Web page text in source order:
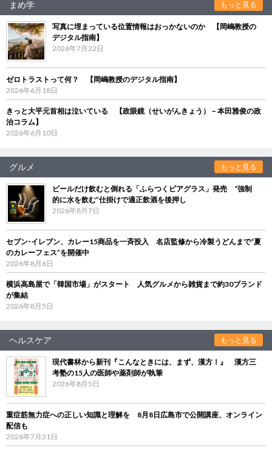
まめ学 もっと見る
写真に埋まっている位置情報はおっかないのか 【岡嶋教授の
デジタル指南】
2026年7月22日
ゼロトラストって何？ 【岡嶋教授のデジタル指南】
2026年6月18日
きっと大平元首相は泣いている 【政眼鏡（せいがんきょう）－本田雅俊の政
治コラム】
2026年6月10日
グルメ もっと見る
ビールだけ飲むと倒れる「ふらつくビアグラス」発売 “強制
的に水を飲む”仕掛けで適正飲酒を後押し
2026年8月7日
セブン‐イレブン、カレー15商品を一斉投入 名店監修から冷製うどんまで“夏
のカレーフェス”を開催中
2026年8月6日
横浜高島屋で「韓国市場」がスタート 人気グルメから雑貨まで約30ブランド
が集結
2026年8月5日
ヘルスケア もっと見る
現代書林から新刊『こんなときには、まず、漢方！』 漢方三
考塾の15人の医師や薬剤師が執筆
2026年8月5日
重症筋無力症への正しい知識と理解を 8月8日広島市で公開講座、オンライン
配信も
2026年7月31日